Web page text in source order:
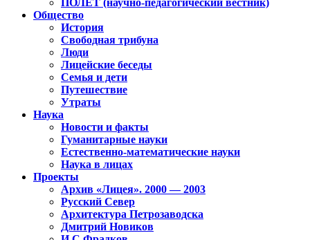
ПОЛЁТ (научно-педагогический вестник)
Общество
История
Свободная трибуна
Люди
Лицейские беседы
Семья и дети
Путешествие
Утраты
Наука
Новости и факты
Гуманитарные науки
Естественно-математические науки
Наука в лицах
Проекты
Архив «Лицея». 2000 — 2003
Русский Север
Архитектура Петрозаводска
Дмитрий Новиков